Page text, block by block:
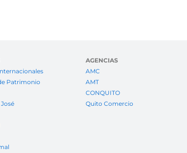
Patrimonio
AGENCIAS
AMC
AMT
CONQUITO
Quito Comercio